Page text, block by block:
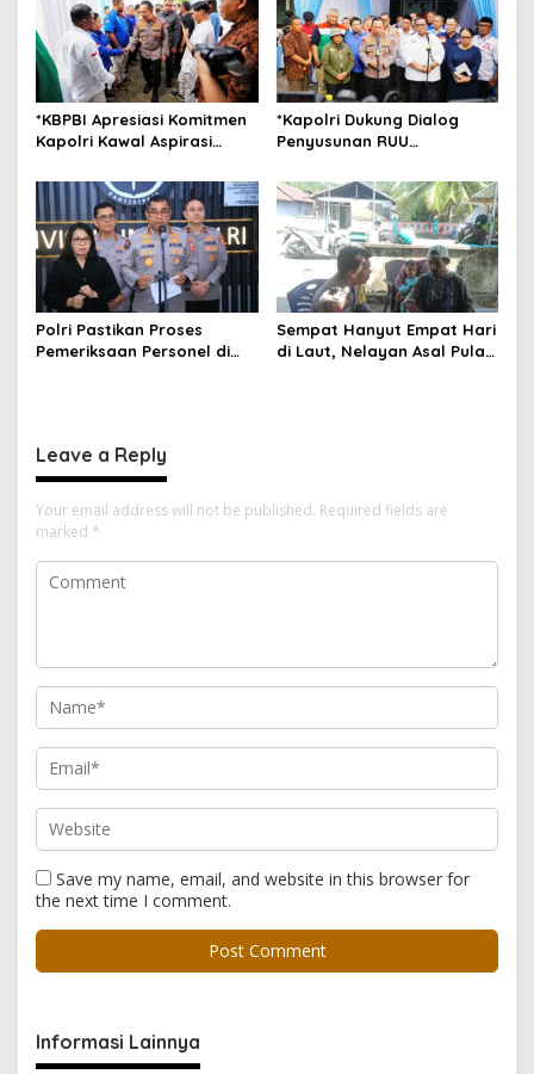
*KBPBI Apresiasi Komitmen
Kapolri Kawal Aspirasi
Ketenagakerjaan*
*Kapolri Dukung Dialog
Penyusunan RUU
Jembatan Aspirasi Buruh*
Polri Pastikan Proses
Pemeriksaan Personel di
Sempat Hanyut Empat Hari
di Laut, Nelayan Asal Pulau
Leave a Reply
Your email address will not be published. Required fields are
marked *
Save my name, email, and website in this browser for
the next time I comment.
Informasi Lainnya